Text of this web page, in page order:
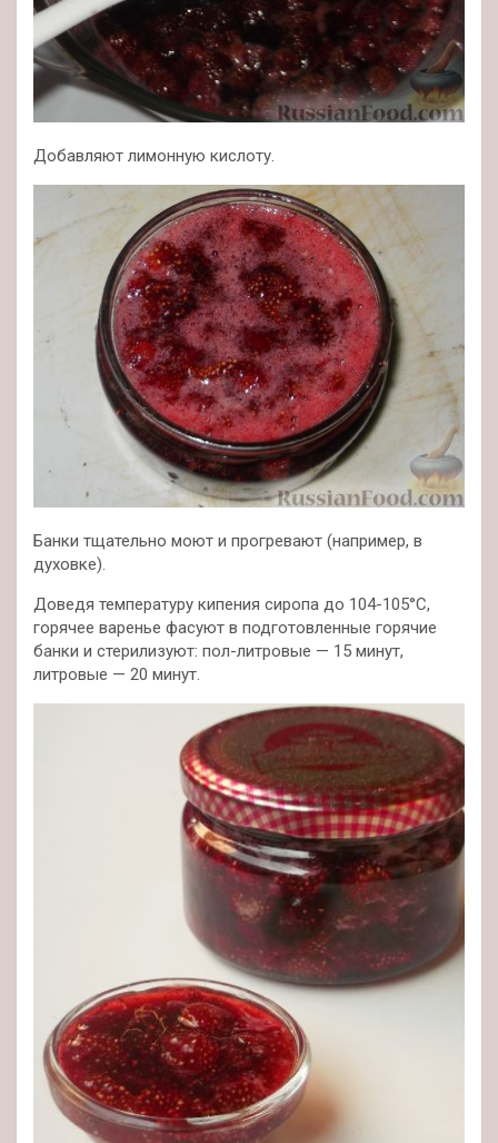
Добавляют лимонную кислоту.
Банки тщательно моют и прогревают (например, в
духовке).
Доведя температуру кипения сиропа до 104-105°С,
горячее варенье фасуют в подготовленные горячие
банки и стерилизуют: пол-литровые — 15 минут,
литровые — 20 минут.